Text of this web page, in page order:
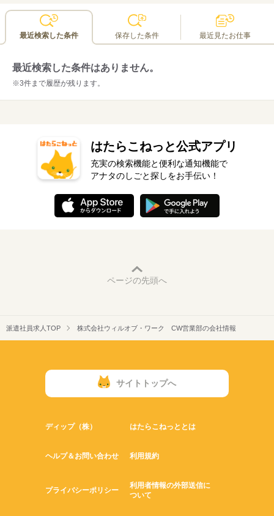
最近検索した条件 保存した条件 最近見たお仕事
最近検索した条件はありません。
※3件まで履歴が残ります。
はたらこねっと公式アプリ
充実の検索機能と便利な通知機能で
アナタのしごと探しをお手伝い！
ページの先頭へ
派遣社員求人TOP 株式会社ウィルオブ・ワーク CW営業部の会社情報
サイトトップへ
ディップ（株） はたらこねっととは
ヘルプ＆お問い合わせ 利用規約
プライバシーポリシー
利用者情報の外部送信に
ついて